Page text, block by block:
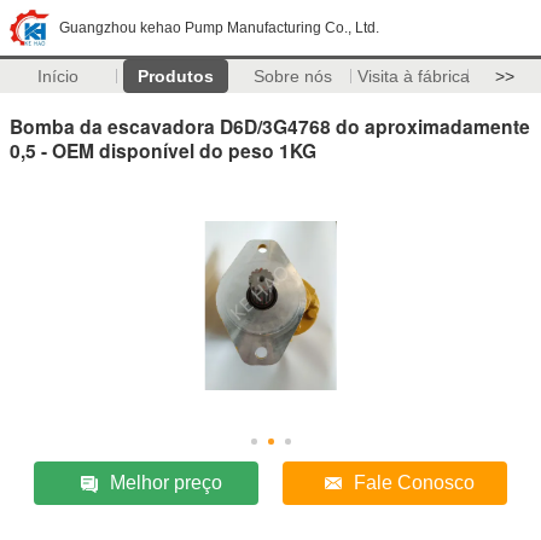
Guangzhou kehao Pump Manufacturing Co., Ltd.
Início Produtos Sobre nós Visita à fábrica >>
Bomba da escavadora D6D/3G4768 do aproximadamente
0,5 - OEM disponível do peso 1KG
Melhor preço Fale Conosco